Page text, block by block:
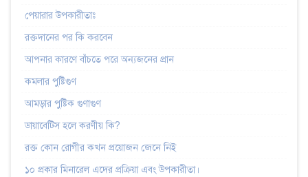
পেয়ারার উপকারীতাঃ
রক্তদানের পর কি করবেন
আপনার কারণে বাঁচতে পরে অন্যজনের প্রান
কমলার পুষ্টিগুণ
আমড়ার পুষ্টিক গুণাগুণ
ডায়াবেটিস হলে করণীয় কি?
রক্ত কোন রোগীর কখন প্রয়োজন জেনে নিই
১০ প্রকার মিনারেল এদের প্রক্রিয়া এবং উপকারীতা।